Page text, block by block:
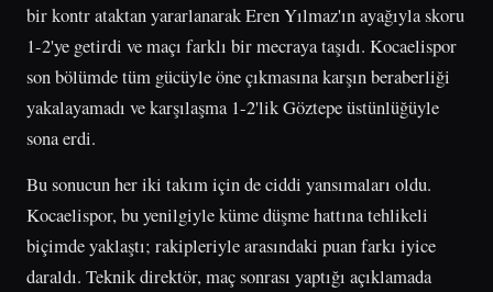
bir kontr ataktan yararlanarak Eren Yılmaz'ın ayağıyla skoru
1-2'ye getirdi ve maçı farklı bir mecraya taşıdı. Kocaelispor
son bölümde tüm gücüyle öne çıkmasına karşın beraberliği
yakalayamadı ve karşılaşma 1-2'lik Göztepe üstünlüğüyle
sona erdi.
Bu sonucun her iki takım için de ciddi yansımaları oldu.
Kocaelispor, bu yenilgiyle küme düşme hattına tehlikeli
biçimde yaklaştı; rakipleriyle arasındaki puan farkı iyice
daraldı. Teknik direktör, maç sonrası yaptığı açıklamada